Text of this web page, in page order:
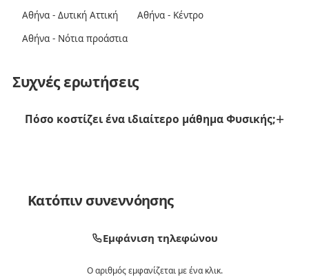
Αθήνα - Δυτική Αττική
Αθήνα - Κέντρο
Αθήνα - Νότια προάστια
Συχνές ερωτήσεις
Πόσο κοστίζει ένα ιδιαίτερο μάθημα Φυσικής;
Κατόπιν συνεννόησης
Εμφάνιση τηλεφώνου
Ο αριθμός εμφανίζεται με ένα κλικ.